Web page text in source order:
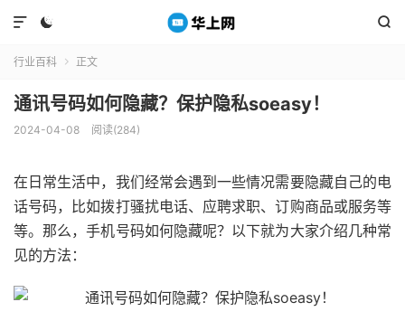
 

行业百科  正文
通讯号码如何隐藏？保护隐私soeasy！
2024-04-08 阅读(284)
在日常生活中，我们经常会遇到一些情况需要隐藏自己的电
话号码，比如拨打骚扰电话、应聘求职、订购商品或服务等
等。那么，手机号码如何隐藏呢？以下就为大家介绍几种常
见的方法：